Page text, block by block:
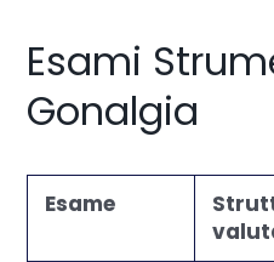
Esami
Gonalgia
Esame